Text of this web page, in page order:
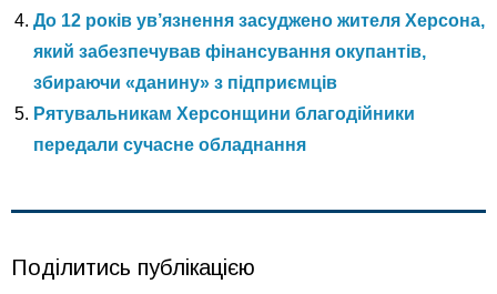
До 12 років ув’язнення засуджено жителя Херсона,
який забезпечував фінансування окупантів,
збираючи «данину» з підприємців
Рятувальникам Херсонщини благодійники
передали сучасне обладнання
Поділитись публікацією